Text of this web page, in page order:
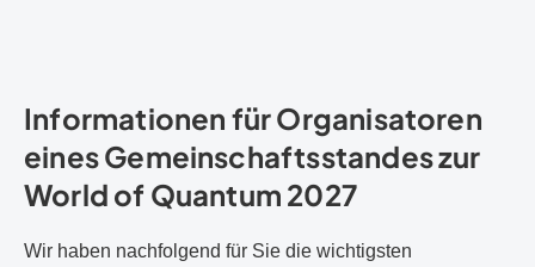
Informationen für Organisatoren
eines Gemeinschaftsstandes zur
World of Quantum 2027
Wir haben nachfolgend für Sie die wichtigsten